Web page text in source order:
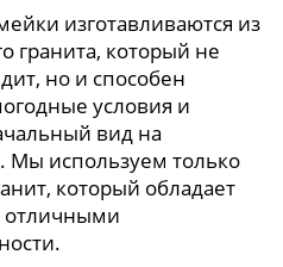
изготавливаются из
гранита, который не
но и способен
условия и
вид на
Мы используем только
который обладает
отличными